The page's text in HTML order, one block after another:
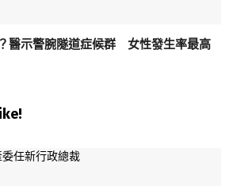
醫示警腕隧道症候群 女性發生率最高